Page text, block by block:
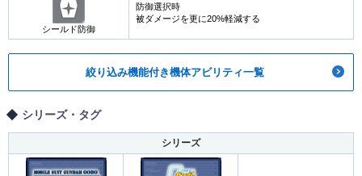
シールド防御
防御選択時
被ダメージを更に20%軽減する
絞り込み機能付き機体アビリティ一覧
シリーズ・タグ
シリーズ